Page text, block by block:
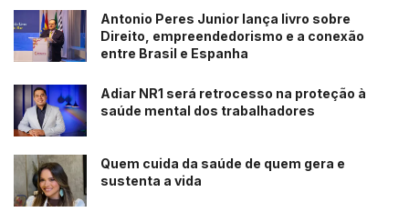
Antonio Peres Junior lança livro sobre
Direito, empreendedorismo e a conexão
entre Brasil e Espanha
Adiar NR1 será retrocesso na proteção à
saúde mental dos trabalhadores
Quem cuida da saúde de quem gera e
sustenta a vida